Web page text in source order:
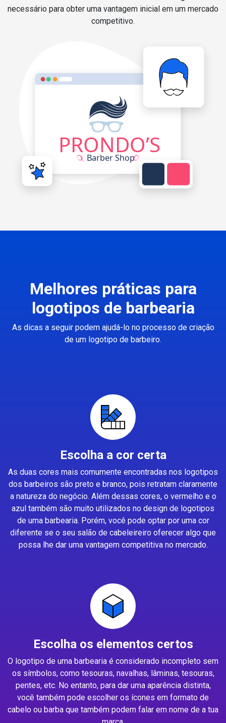
necessário para obter uma vantagem inicial em um mercado
competitivo.
Melhores práticas para
logotipos de barbearia
As dicas a seguir podem ajudá-lo no processo de criação
de um logotipo de barbeiro.
Escolha a cor certa
As duas cores mais comumente encontradas nos logotipos
dos barbeiros são preto e branco, pois retratam claramente
a natureza do negócio. Além dessas cores, o vermelho e o
azul também são muito utilizados no design de logotipos
de uma barbearia. Porém, você pode optar por uma cor
diferente se o seu salão de cabeleireiro oferecer algo que
possa lhe dar uma vantagem competitiva no mercado.
Escolha os elementos certos
O logotipo de uma barbearia é considerado incompleto sem
os símbolos, como tesouras, navalhas, lâminas, tesouras,
pentes, etc. No entanto, para dar uma aparência distinta,
você também pode escolher os ícones em formato de
cabelo ou barba que também podem falar em nome de a tua